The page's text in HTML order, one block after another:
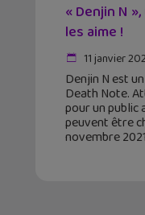
« Denjin N
les aime !
11 janvier
Denjin N est
Death Note.
pour un public
peuvent être
novembre